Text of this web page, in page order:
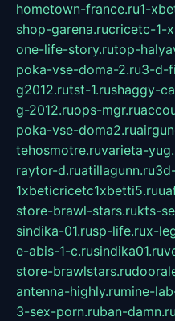
hometown-france.ru1-
shop-garena.rucricetc-1-
one-life-story.rutop-
poka-vse-doma-2.ru3-d-
g2012.rutst-1.rushaggy-
g-2012.ruops-mgr.ru
poka-vse-doma2.ru
tehosmotre.ruvarieta-
raytor-d.ruatillagunn.ru
1xbeticricetc1xbetti5.ru
store-brawl-stars.rukts-
sindika-01.rusp-life.rux-
e-abis-1-c.rusindika01.ru
store-brawlstars.ru
antenna-highly.rumine-
3-sex-porn.ruban-damn.ru